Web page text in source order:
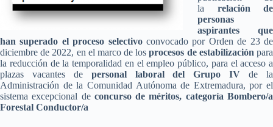
la relación de
personas
aspirantes que
han superado el proceso selectivoconvocado por Orden de 23 de
diciembre de 2022, en el marco de losprocesos de estabilización para
la reducción de la temporalidad en el empleo público, para el acceso a
plazas vacantes de personal laboral del Grupo IV de la
Administración de la Comunidad Autónoma de Extremadura, por el
sistema excepcional deconcurso de méritos, categoría Bombero/a
Forestal Conductor/a